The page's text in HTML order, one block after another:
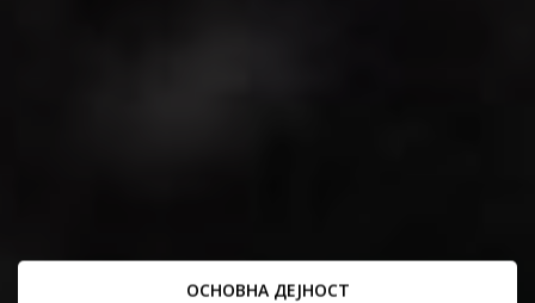
ОСНОВНА ДЕЈНОСТ